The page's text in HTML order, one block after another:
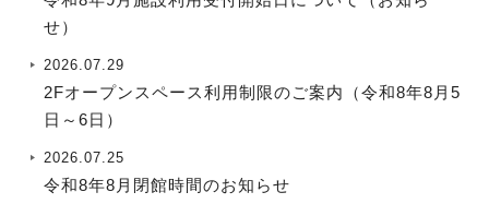
せ）
2026.07.29
2Fオープンスペース利用制限のご案内（令和8年8月5
日～6日）
2026.07.25
令和8年8月閉館時間のお知らせ